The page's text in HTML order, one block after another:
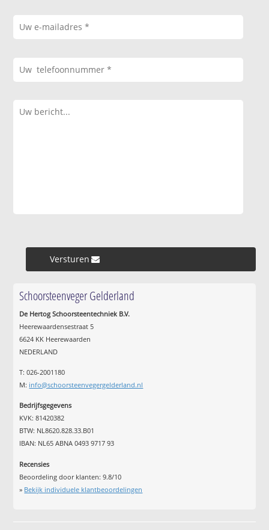
Versturen »
Schoorsteenveger Gelderland
De Hertog Schoorsteentechniek B.V.
Heerewaardensestraat 5
6624 KK Heerewaarden
NEDERLAND
T: 026-2001180
M: info@schoorsteenvegergelderland.nl
Bedrijfsgegevens
KVK: 81420382
BTW: NL8620.828.33.B01
IBAN: NL65 ABNA 0493 9717 93
Recensies
Beoordeling door klanten:9.8/10
» Bekijk individuele klantbeoordelingen